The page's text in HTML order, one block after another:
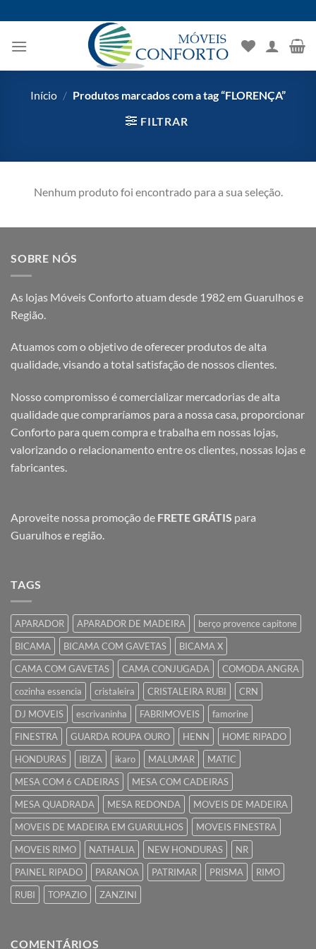
to
content
Início / Produtos marcados com a tag “FLORENÇA”
FILTRAR
Nenhum produto foi encontrado para a sua seleção.
SOBRE NÓS
As lojas Móveis Conforto atuam desde 1982 em Guarulhos e
Região.
Atuamos com o objetivo de oferecer produtos de alta
qualidade, visando a total satisfação de nossos clientes.
Nosso compromisso é comercializar mercadorias de alta
qualidade que compraríamos para a nossa casa, proporcionar
Conforto para quem compra e trabalha em nossas lojas,
valorizando o relacionamento entre os clientes, nossas lojas e
fabricantes.
Aproveite nossa promoção de FRETE GRÁTIS para
Guarulhos e região.
TAGS
APARADOR APARADOR DE MADEIRA
berço provence capitone
BICAMA
BICAMA COM GAVETAS
BICAMA X
CAMA COM GAVETAS
CAMA CONJUGADA
COMODA ANGRA
cozinha essencia
cristaleira CRISTALEIRA RUBI
CRN
DJ MOVEIS
escrivaninha FABRIMOVEIS
famorine
FINESTRA
GUARDA ROUPA OURO HENN
HOME RIPADO
HONDURAS
IBIZA ikaro MALUMAR
MATIC
MESA COM 6 CADEIRAS
MESA COM CADEIRAS
MESA QUADRADA
MESA REDONDA
MOVEIS DE MADEIRA
MOVEIS DE MADEIRA EM GUARULHOS
MOVEIS FINESTRA
MOVEIS RIMO
NATHALIA NEW HONDURAS
NR
PAINEL RIPADO
PARANOA PATRIMAR PRISMA
RIMO
RUBI
TOPAZIO ZANZINI
COMENTÁRIOS